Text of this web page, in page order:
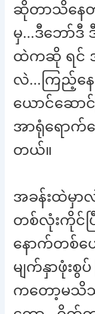
ဆိုတာသိနေ
မှ…ဒီဘော်ဒီ
ထဲကဆို ရင် အ
လဲ…ကြည့်နေ
ယောင်ဆော
အာရုံရော
တယ်။
အခန်းထဲမှာ
တစ်လုံးကိုင်ပ
နောက်တစ်
မျက်နှာဖုံးစွပ်
ကတော့မသိသ